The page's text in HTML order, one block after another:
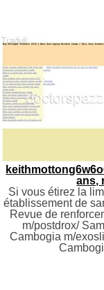
ans,
Si vous étirez la
établissement de
Revue de
m/postdrox/
Cambogia m/